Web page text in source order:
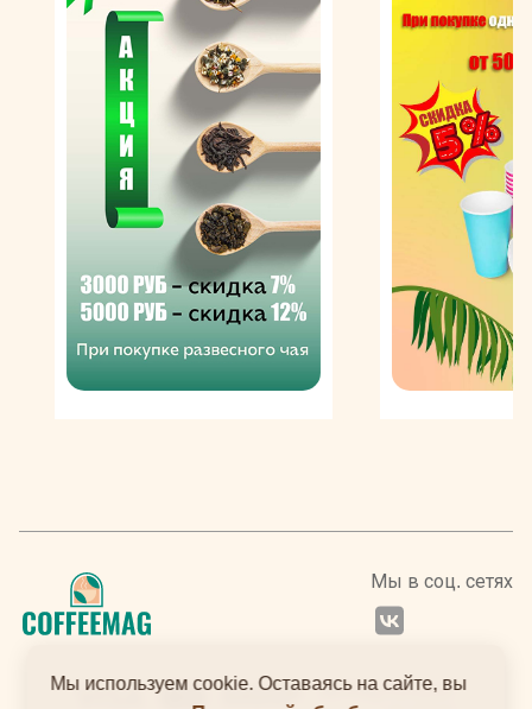
Кофе Индонезия производит особенный – с крепким
характером, насыщенным вкусом с низкой
кислотностью и непередаваемым глубоким
ароматом. Хотя по объемам производства сырья для
бодрящего напитка эта страна находится лишь на
четвертом месте в мире, но по популярности не
уступает лидерам. Арабикой засажена примерно
Мы в соц. сетях
Мы используем cookie. Оставаясь на сайте, вы